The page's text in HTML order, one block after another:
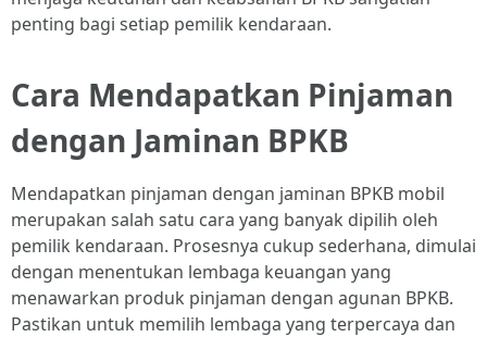
penting bagi setiap pemilik kendaraan.
Cara Mendapatkan Pinjaman
dengan Jaminan BPKB
Mendapatkan pinjaman dengan jaminan BPKB mobil
merupakan salah satu cara yang banyak dipilih oleh
pemilik kendaraan. Prosesnya cukup sederhana, dimulai
dengan menentukan lembaga keuangan yang
menawarkan produk pinjaman dengan agunan BPKB.
Pastikan untuk memilih lembaga yang terpercaya dan